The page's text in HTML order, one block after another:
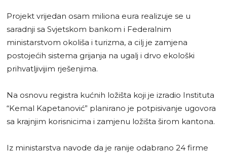
Projekt vrijedan osam miliona eura realizuje se u
saradnji sa Svjetskom bankom i Federalnim
ministarstvom okoliša i turizma, a cilj je zamjena
postojećih sistema grijanja na ugalj i drvo ekološki
prihvatljivijim rješenjima.
Na osnovu registra kućnih ložišta koji je izradio Instituta
“Kemal Kapetanović” planirano je potpisivanje ugovora
sa krajnjim korisnicima i zamjenu ložišta širom kantona.
Iz ministarstva navode da je ranije odabrano 24 firme